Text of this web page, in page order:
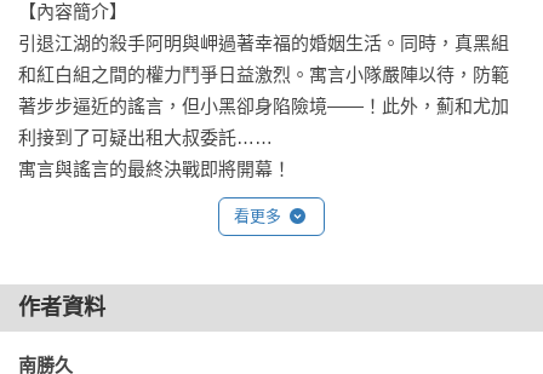
【內容簡介】
引退江湖的殺手阿明與岬過著幸福的婚姻生活。同時，真黑組
和紅白組之間的權力鬥爭日益激烈。寓言小隊嚴陣以待，防範
著步步逼近的謠言，但小黑卻身陷險境——！此外，薊和尤加
利接到了可疑出租大叔委託……
寓言與謠言的最終決戰即將開幕！
看更多
作者資料
南勝久